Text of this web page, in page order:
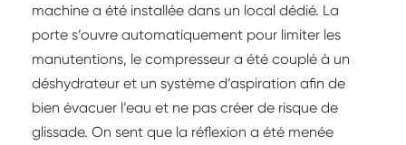
machine a été installée dans un local dédié. La
porte s’ouvre automatiquement pour limiter les
manutentions, le compresseur a été couplé à un
déshydrateur et un système d’aspiration afin de
bien évacuer l’eau et ne pas créer de risque de
glissade. On sent que la réflexion a été menée